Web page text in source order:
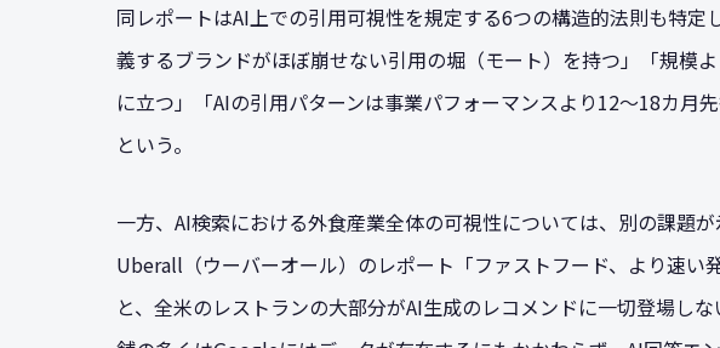
同レポートはAI上での引用可視性を規定する6つの構造的法則も特定
義するブランドがほぼ崩せない引用の堀（モート）を持つ」「規模
に立つ」「AIの引用パターンは事業パフォーマンスより12〜18カ月
という。
一方、AI検索における外食産業全体の可視性については、別の課題
Uberall（ウーバーオール）のレポート「ファストフード、より速い
と、全米のレストランの大部分がAI生成のレコメンドに一切登場し